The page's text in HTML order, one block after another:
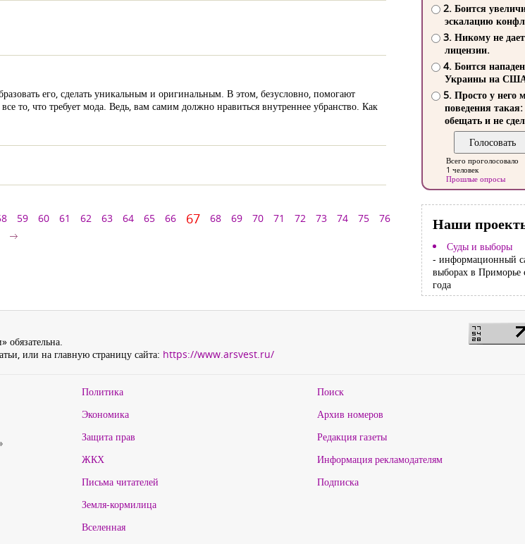
его, сделать уникальным и оригинальным. В этом, безусловно, помогают
то, что требует мода. Ведь, вам самим должно нравиться внутреннее убранство. Как
59 60 61 62 63 64 65 66 67 68 69 70 71 72 73 74 75
76
2. Боится
эскалацию
3. Никому не
лицензии.
4. Боится
Украины на
5. Просто у него
поведения такая:
обещать и не
Всего проголосовало
1 человек
Прошлые опросы
Наши
Суды и выборы
- информационный
выборах в Приморье
года
обязательна.
или на главную страницу сайта: https://www.arsvest.ru/
Политика
Экономика
Защита прав
ЖКХ
Письма читателей
Земля-кормилица
Вселенная
Поиск
Архив номеров
Редакция газеты
Информация рекламодателям
Подписка